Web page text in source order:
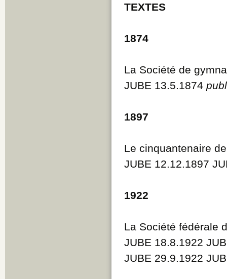
TEXTES
1874
La Société de
JUBE 13.5.1874
1897
Le cinquantenaire
JUBE 12.12.1897
1922
La Société fédérale
JUBE 18.8.1922
JUBE 29.9.1922